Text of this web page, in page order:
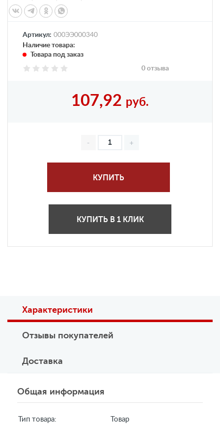
Артикул: 000ЭЭ000340
Наличие товара:
Товара под заказ
0 отзыва
107,92 руб.
КУПИТЬ
КУПИТЬ В 1 КЛИК
Характеристики
Отзывы покупателей
Доставка
Общая информация
Тип товара: Товар